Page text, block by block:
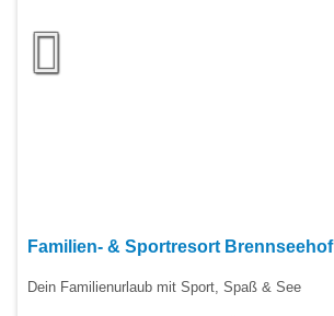
Familien- & Sportresort Brennseehof
Dein Familienurlaub mit Sport, Spaß & See